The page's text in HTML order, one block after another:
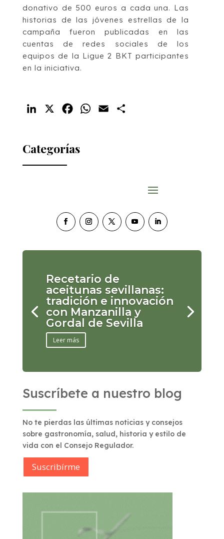
donativo de 500 euros a cada una. Las
historias de las jóvenes estrellas de la
campaña fueron publicadas en las
cuentas de redes sociales de los
equipos de la Ligue 2 BKT participantes
en la iniciativa.
LinkedIn FacebookWhatsApp
Email
Categorías
Recetario de
aceitunas sevillanas:
tradición e innovación
con Manzanilla y
Gordal de Sevilla
Leer más
Suscríbete a nuestro blog
No te pierdas las últimas noticias y consejos
sobre gastronomía, salud, historia y estilo de
vida con el Consejo Regulador.
Suscribírme